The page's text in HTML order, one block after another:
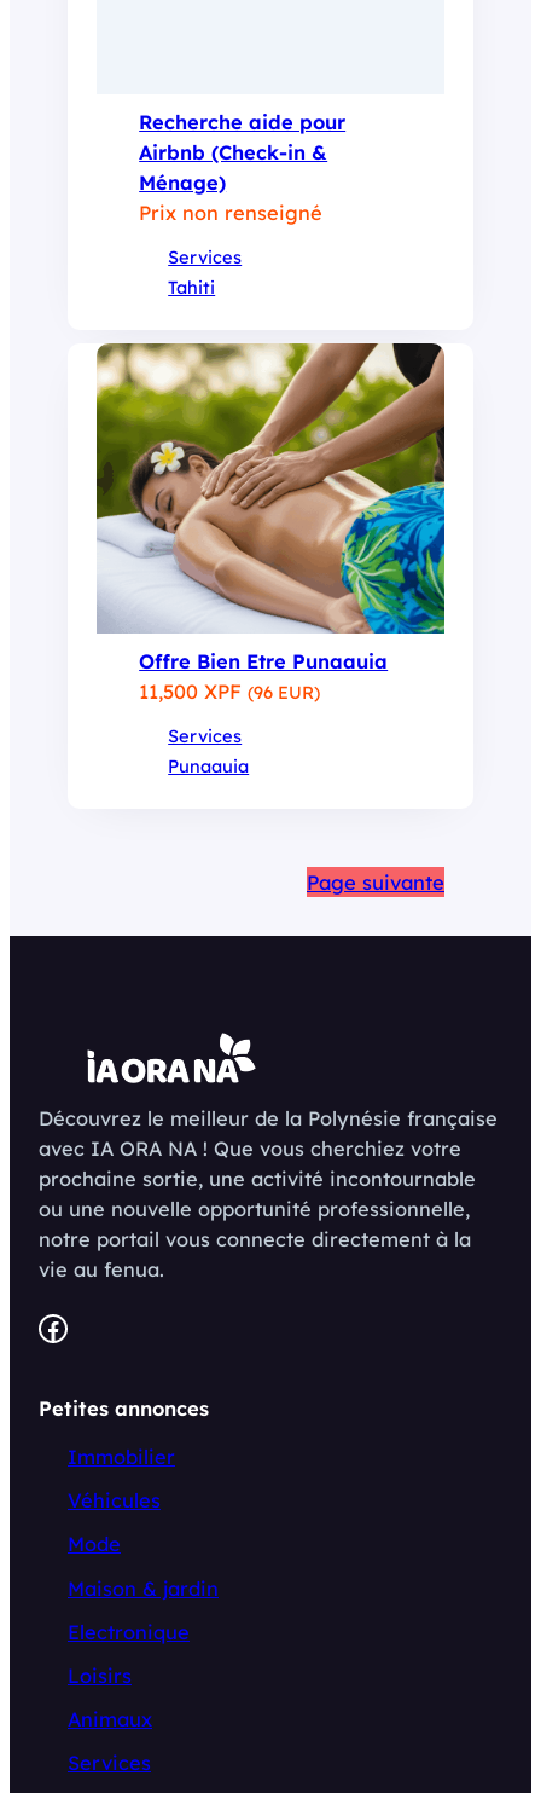
Recherche aide pour
Airbnb (Check-in &
Ménage)
Prix non renseigné
Services
Tahiti
Offre Bien Etre Punaauia
11,500 XPF(96 EUR)
Services
Punaauia
Page suivante
Découvrez le meilleur de la Polynésie française
avec IA ORA NA ! Que vous cherchiez votre
prochaine sortie, une activité incontournable
ou une nouvelle opportunité professionnelle,
notre portail vous connecte directement à la
vie au fenua.
Facebook
Petites annonces
Immobilier
Véhicules
Mode
Maison & jardin
Electronique
Loisirs
Animaux
Services